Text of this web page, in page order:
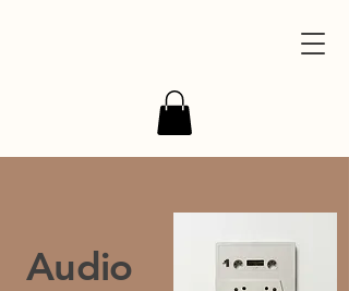
Audio